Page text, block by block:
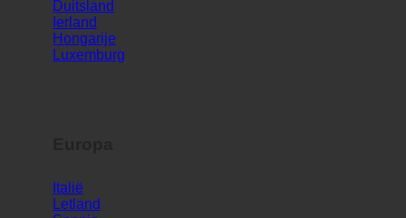
Oostenrijk
Kroatië
Duitsland
Ierland
Europa